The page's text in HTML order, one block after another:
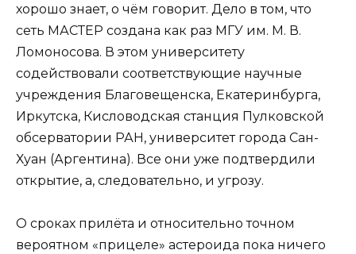
хорошо знает, о чём говорит. Дело в том, что
сеть МАСТЕР создана как раз МГУ им. М. В.
Ломоносова. В этом университету
содействовали соответствующие научные
учреждения Благовещенска, Екатеринбурга,
Иркутска, Кисловодская станция Пулковской
обсерватории РАН, университет города Сан-
Хуан (Аргентина). Все они уже подтвердили
открытие, а, следовательно, и угрозу.
О сроках прилёта и относительно точном
вероятном «прицеле» астероида пока ничего